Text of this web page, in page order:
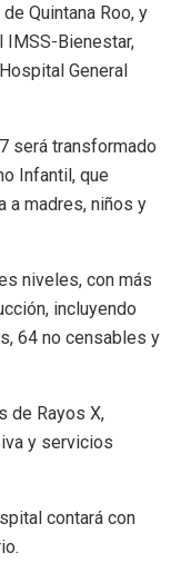
Quintana Roo, y
IMSS-Bienestar,
General
será transformado
Infantil, que
a madres, niños y
niveles, con más
incluyendo
64 no censables y
de Rayos X,
y servicios
contará con